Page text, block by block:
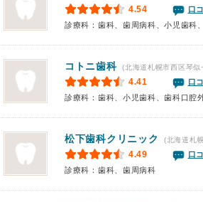
4.54
口
診療科：歯科、歯周病科、小児歯科
コトニ歯科 (北海道札幌市西区琴似
4.41
口
診療科：歯科、小児歯科、歯科口腔
松下歯科クリニック (北海道札
4.49
口
診療科：歯科、歯周病科